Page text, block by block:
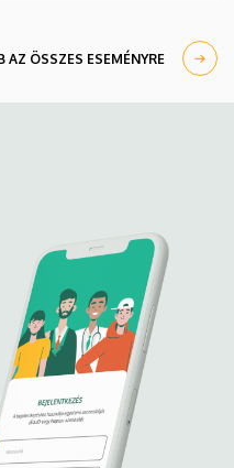
AZ ÖSSZES ESEMÉNYRE